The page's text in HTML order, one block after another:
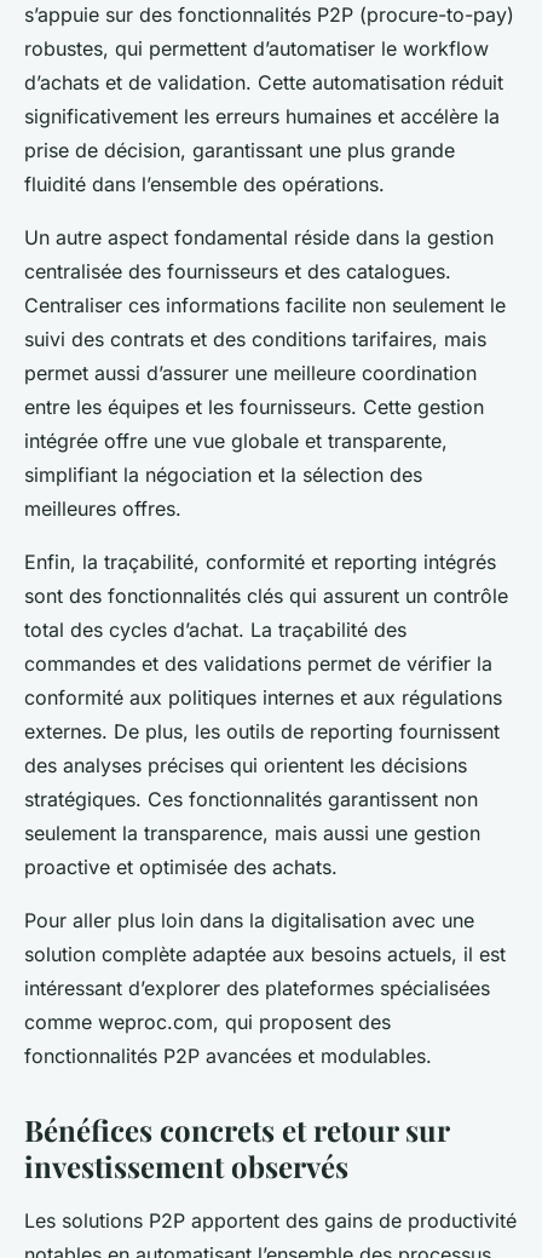
s’appuie sur des fonctionnalités P2P (procure-to-pay)
robustes, qui permettent d’automatiser le workflow
d’achats et de validation. Cette automatisation réduit
significativement les erreurs humaines et accélère la
prise de décision, garantissant une plus grande
fluidité dans l’ensemble des opérations.
Un autre aspect fondamental réside dans la gestion
centralisée des fournisseurs et des catalogues.
Centraliser ces informations facilite non seulement le
suivi des contrats et des conditions tarifaires, mais
permet aussi d’assurer une meilleure coordination
entre les équipes et les fournisseurs. Cette gestion
intégrée offre une vue globale et transparente,
simplifiant la négociation et la sélection des
meilleures offres.
Enfin, la traçabilité, conformité et reporting intégrés
sont des fonctionnalités clés qui assurent un contrôle
total des cycles d’achat. La traçabilité des
commandes et des validations permet de vérifier la
conformité aux politiques internes et aux régulations
externes. De plus, les outils de reporting fournissent
des analyses précises qui orientent les décisions
stratégiques. Ces fonctionnalités garantissent non
seulement la transparence, mais aussi une gestion
proactive et optimisée des achats.
Pour aller plus loin dans la digitalisation avec une
solution complète adaptée aux besoins actuels, il est
intéressant d’explorer des plateformes spécialisées
comme weproc.com, qui proposent des
fonctionnalités P2P avancées et modulables.
Bénéfices concrets et retour sur
investissement observés
Les solutions P2P apportent des gains de productivité